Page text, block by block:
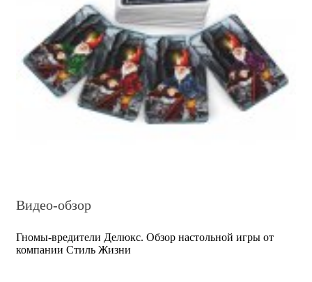
Видео-обзор
Гномы-вредители Делюкс. Обзор настольной игры от
компании Стиль Жизни